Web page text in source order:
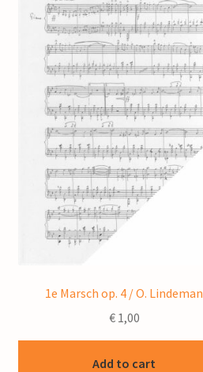
1e Marsch op. 4 / O. Lindeman
€1,00
Add to cart